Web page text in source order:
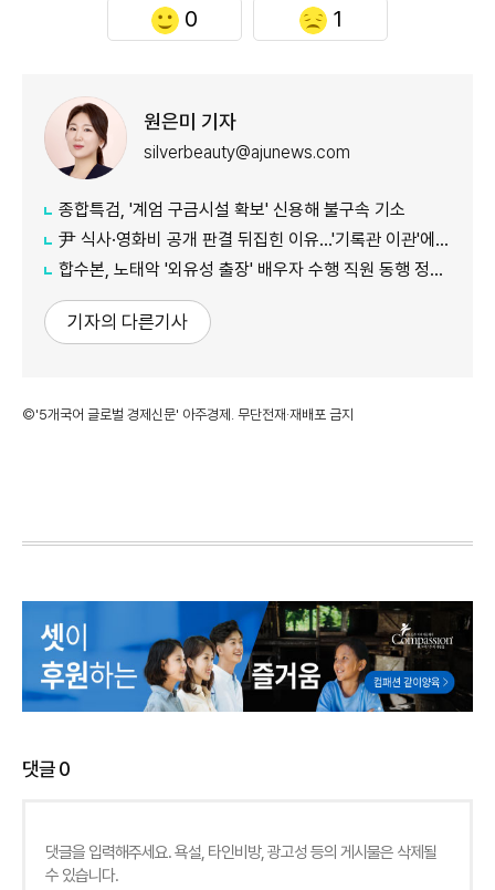
0 1
원은미 기자
silverbeauty@ajunews.com
종합특검, '계엄 구금시설 확보' 신용해 불구속 기소
尹 식사·영화비 공개 판결 뒤집힌 이유…'기록관 이관'에 소송 실익 쟁점
합수본, 노태악 '외유성 출장' 배우자 수행 직원 동행 정황 포착
기자의 다른기사
©'5개국어 글로벌 경제신문' 아주경제. 무단전재·재배포 금지
댓글0